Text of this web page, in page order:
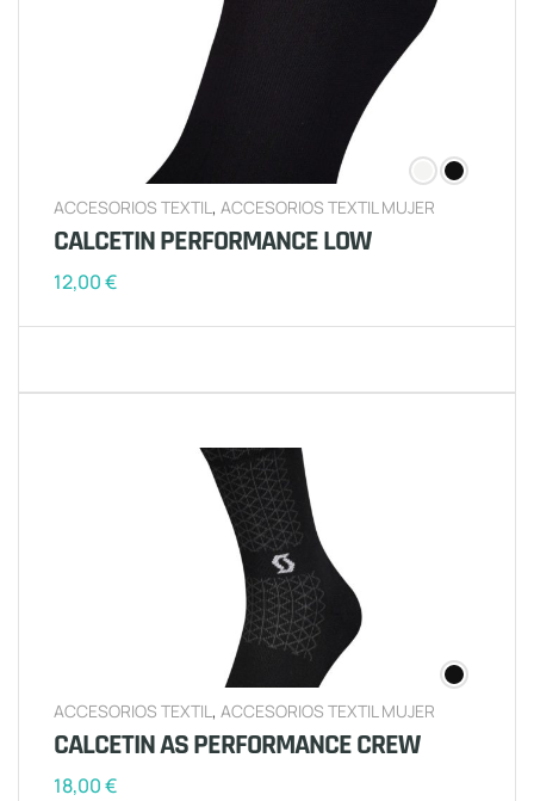
ACCESORIOS TEXTIL , ACCESORIOS TEXTIL MUJER
CALCETIN PERFORMANCE LOW
12,00€
ACCESORIOS TEXTIL, ACCESORIOS TEXTIL MUJER
CALCETIN AS PERFORMANCE CREW
18,00€